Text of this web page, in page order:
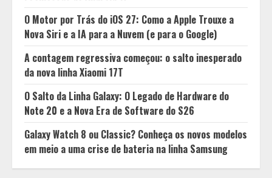
O Motor por Trás do iOS 27: Como a Apple Trouxe a
Nova Siri e a IA para a Nuvem (e para o Google)
A contagem regressiva começou: o salto inesperado
da nova linha Xiaomi 17T
O Salto da Linha Galaxy: O Legado de Hardware do
Note 20 e a Nova Era de Software do S26
Galaxy Watch 8 ou Classic? Conheça os novos modelos
em meio a uma crise de bateria na linha Samsung